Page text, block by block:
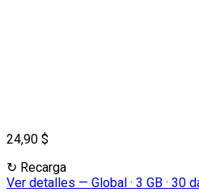
24,90 $
↻ Recarga
Ver detalles — Global · 3 GB · 30